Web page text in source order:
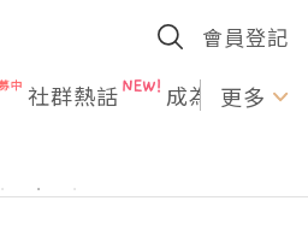
會員登記
社群熱話 成為U更多